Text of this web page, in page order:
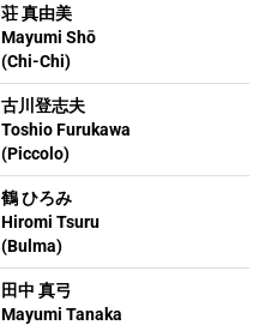
荘 真由美
Mayumi Shō
(Chi-Chi)
古川登志夫
Toshio Furukawa
(Piccolo)
鶴 ひろみ
Hiromi Tsuru
(Bulma)
田中 真弓
Mayumi Tanaka